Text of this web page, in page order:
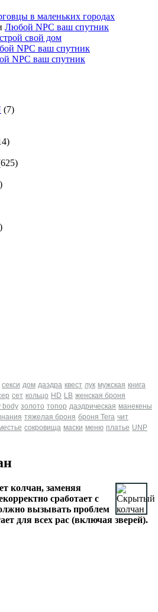
в маленьких городах
Любой NPC ваш спутник
свой дом
NPC ваш спутник
NPC ваш спутник
(7)
секси дом даэдра квест лук мужская книга
сет кольцо HD LB женская броня
body золото топор даэдрическая манекены
тяжелая броня броня Tera чит
сокровища маски меню платье UNP
колчан, заменяя
сработает с
вызывать проблем
для всех рас (включая зверей).